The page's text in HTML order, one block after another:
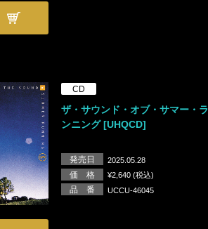
CD
ザ・サウンド・オブ・サマー・ラ
ンニング [UHQCD]
発売日 2025.05.28
価 格 ¥2,640 (税込)
品 番 UCCU-46045